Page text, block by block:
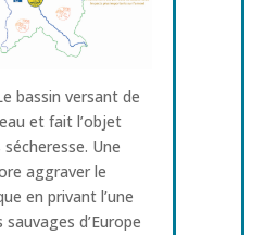
bassin versant de
et fait l’objet
Une
aggraver le
en privant l’une
d’Europe